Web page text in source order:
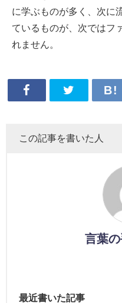
に学ぶものが多く、次に
ているものが、次ではフ
れません。
この記事を書いた人
言葉
最近書いた記事